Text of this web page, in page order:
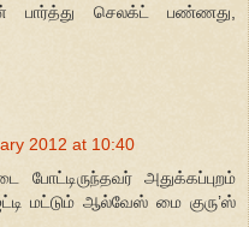
செலக்ட் பண்ணது,
2012 at 10:40
போட்டிருந்தவர் அதுக்கப்புறம்
மட்டும் ஆல்வேஸ் மை குரு’ஸ்